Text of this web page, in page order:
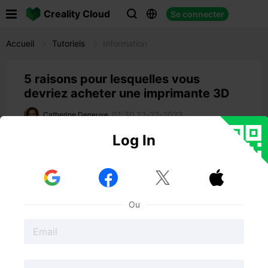
Creality Cloud   Se connecter
Accueil Tutoriels
5 raisons pour lesquelles vous
devriez acheter une imprimante 3D
Catherine Deneuve 01:30 12-22-2023
Log In
  
Ou